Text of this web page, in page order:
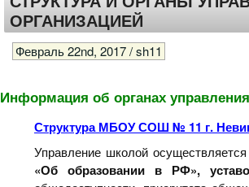
ОРГАНИЗАЦИЕЙ
Февраль 22nd, 2017 / sh11
Информация об органах
Структура МБОУ СОШ № 11 г.
Управление школой
«Об образовании в РФ»,